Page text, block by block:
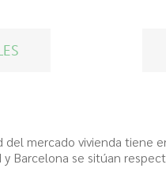
mercado vivienda tiene
Barcelona se sitúan